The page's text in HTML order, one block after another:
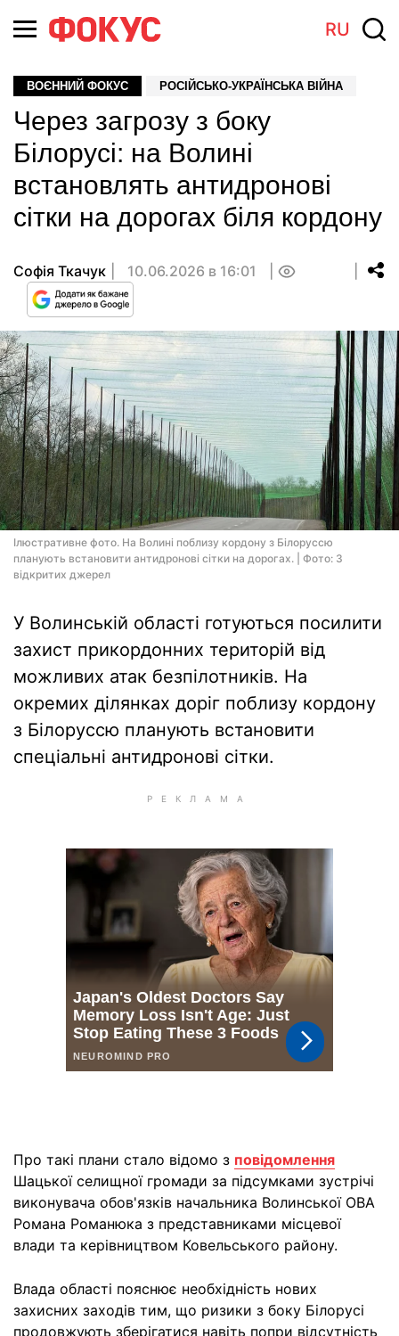
RU
ВОЄННИЙ ФОКУС РОСІЙСЬКО-УКРАЇНСЬКА ВІЙНА
Через загрозу з боку
Білорусі: на Волині
встановлять антидронові
сітки на дорогах біля кордону
Софія Ткачук 10.06.2026 в 16:01
Ілюстративне фото. На Волині поблизу кордону з Білоруссю
планують встановити антидронові сітки на дорогах. | Фото: З
відкритих джерел
У Волинській області готуються посилити
захист прикордонних територій від
можливих атак безпілотників. На
окремих ділянках доріг поблизу кордону
з Білоруссю планують встановити
спеціальні антидронові сітки.
Про такі плани стало відомо з повідомлення
Шацької селищної громади за підсумками зустрічі
виконувача обов'язків начальника Волинської ОВА
Романа Романюка з представниками місцевої
влади та керівництвом Ковельського району.
Влада області пояснює необхідність нових
захисних заходів тим, що ризики з боку Білорусі
продовжують зберігатися навіть попри відсутність